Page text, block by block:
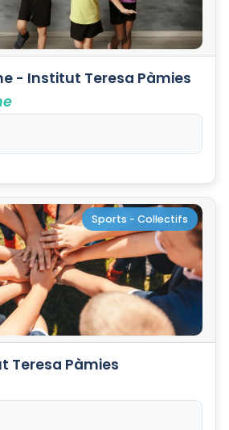
- Institut Teresa Pàmies
Sports - Collectifs
Teresa Pàmies